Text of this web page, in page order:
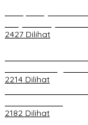
2427 Dilihat
2214 Dilihat
2182 Dilihat